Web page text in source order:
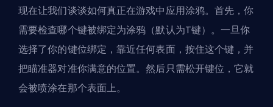
现在让我们谈谈如何真正在游戏中应用涂鸦。首先，你
需要检查哪个键被绑定为涂鸦（默认为T键）。一旦你
选择了你的键位绑定，靠近任何表面，按住这个键，并
把瞄准器对准你满意的位置。然后只需松开键位，它就
会被喷涂在那个表面上。